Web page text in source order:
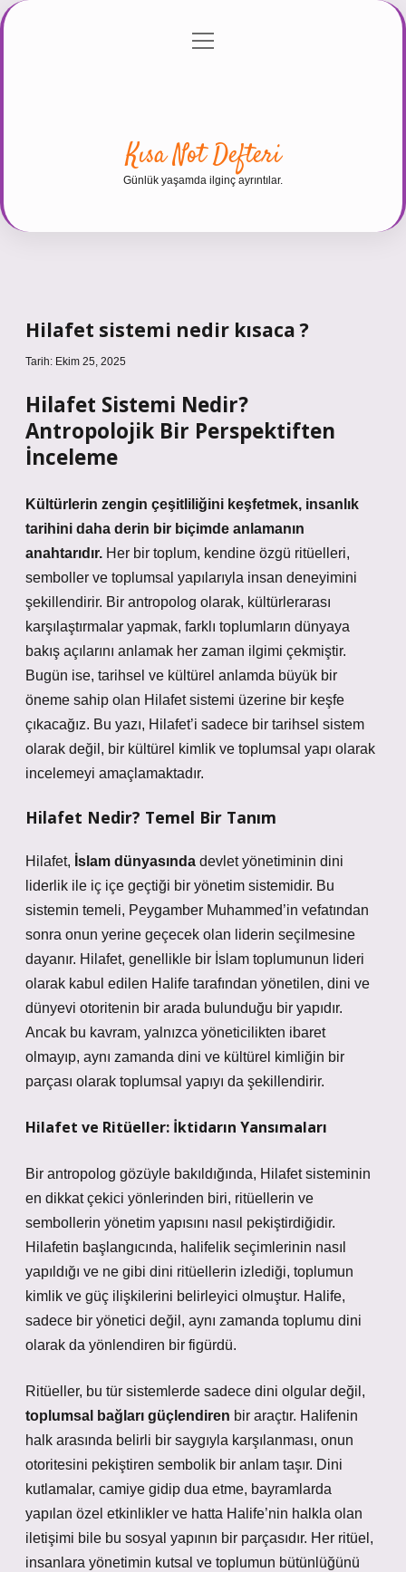
Gizlilik Politikası
menüyü
Kısa Not Defteri
Günlük yaşamda ilginç ayrıntılar.
Hilafet sistemi nedir kısaca ?
Tarih: Ekim 25, 2025
Hilafet Sistemi Nedir?
Antropolojik Bir Perspektiften
İnceleme
Kültürlerin zengin çeşitliliğini keşfetmek, insanlık
tarihini daha derin bir biçimde anlamanın
anahtarıdır. Her bir toplum, kendine özgü ritüelleri,
semboller ve toplumsal yapılarıyla insan deneyimini
şekillendirir. Bir antropolog olarak, kültürlerarası
karşılaştırmalar yapmak, farklı toplumların dünyaya
bakış açılarını anlamak her zaman ilgimi çekmiştir.
Bugün ise, tarihsel ve kültürel anlamda büyük bir
öneme sahip olan Hilafet sistemi üzerine bir keşfe
çıkacağız. Bu yazı, Hilafet’i sadece bir tarihsel sistem
olarak değil, bir kültürel kimlik ve toplumsal yapı olarak
incelemeyi amaçlamaktadır.
Hilafet Nedir? Temel Bir Tanım
Hilafet, İslam dünyasında devlet yönetiminin dini
liderlik ile iç içe geçtiği bir yönetim sistemidir. Bu
sistemin temeli, Peygamber Muhammed’in vefatından
sonra onun yerine geçecek olan liderin seçilmesine
dayanır. Hilafet, genellikle bir İslam toplumunun lideri
olarak kabul edilen Halife tarafından yönetilen, dini ve
dünyevi otoritenin bir arada bulunduğu bir yapıdır.
Ancak bu kavram, yalnızca yöneticilikten ibaret
olmayıp, aynı zamanda dini ve kültürel kimliğin bir
parçası olarak toplumsal yapıyı da şekillendirir.
Hilafet ve Ritüeller: İktidarın Yansımaları
Bir antropolog gözüyle bakıldığında, Hilafet sisteminin
en dikkat çekici yönlerinden biri, ritüellerin ve
sembollerin yönetim yapısını nasıl pekiştirdiğidir.
Hilafetin başlangıcında, halifelik seçimlerinin nasıl
yapıldığı ve ne gibi dini ritüellerin izlediği, toplumun
kimlik ve güç ilişkilerini belirleyici olmuştur. Halife,
sadece bir yönetici değil, aynı zamanda toplumu dini
olarak da yönlendiren bir figürdü.
Ritüeller, bu tür sistemlerde sadece dini olgular değil,
toplumsal bağları güçlendiren bir araçtır. Halifenin
halk arasında belirli bir saygıyla karşılanması, onun
otoritesini pekiştiren sembolik bir anlam taşır. Dini
kutlamalar, camiye gidip dua etme, bayramlarda
yapılan özel etkinlikler ve hatta Halife’nin halkla olan
iletişimi bile bu sosyal yapının bir parçasıdır. Her ritüel,
insanlara yönetimin kutsal ve toplumun bütünlüğünü